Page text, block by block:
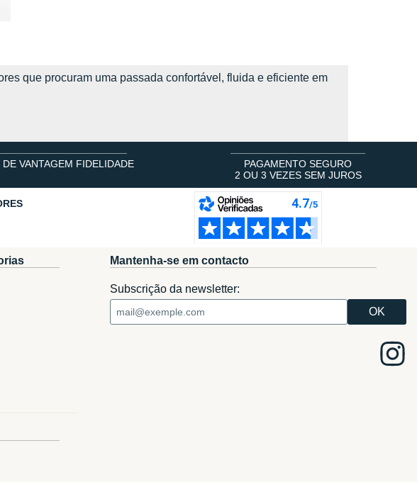
que procuram uma passada confortável, fluida e eficiente em
DE VANTAGEM FIDELIDADE
PAGAMENTO SEGURO
2 OU 3 VEZES SEM JUROS
Mantenha-se em contacto
Subscrição da newsletter: